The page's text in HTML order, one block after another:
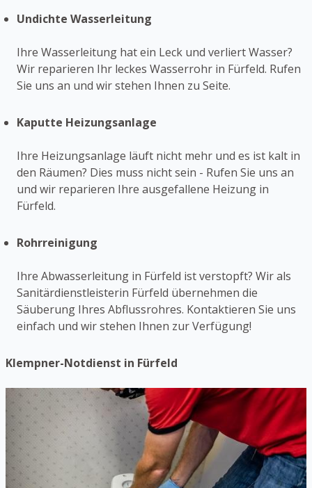
Undichte Wasserleitung
Ihre Wasserleitung hat ein Leck und verliert Wasser?
Wir reparieren Ihr leckes Wasserrohr in Fürfeld. Rufen
Sie uns an und wir stehen Ihnen zu Seite.
Kaputte Heizungsanlage
Ihre Heizungsanlage läuft nicht mehr und es ist kalt in
den Räumen? Dies muss nicht sein - Rufen Sie uns an
und wir reparieren Ihre ausgefallene Heizung in
Fürfeld.
Rohrreinigung
Ihre Abwasserleitung in Fürfeld ist verstopft? Wir als
Sanitärdienstleisterin Fürfeld übernehmen die
Säuberung Ihres Abflussrohres. Kontaktieren Sie uns
einfach und wir stehen Ihnen zur Verfügung!
Klempner-Notdienst in Fürfeld